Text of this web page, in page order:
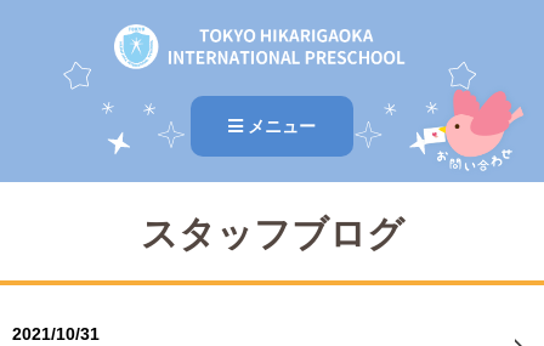
メニュー
スタッフブログ
2021/10/31